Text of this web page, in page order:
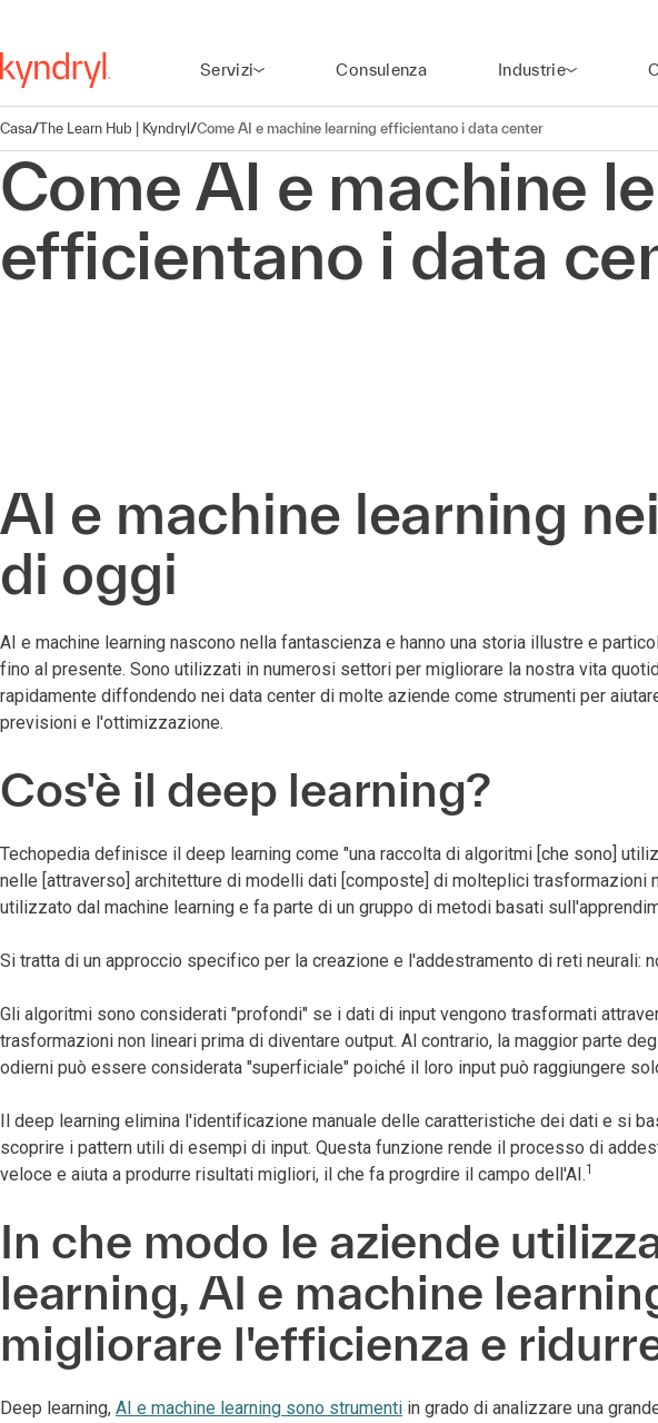
Servizi Consulenza Industrie
Casa/The Learn Hub | Kyndryl/Come AI e machine learning efficientano i data center
Come AI e machine
efficientano i data
AI e machine learning
di oggi
AI e machine learning nascono nella fantascienza e hanno una storia illustre e
fino al presente. Sono utilizzati in numerosi settori per migliorare la nostra vita
rapidamente diffondendo nei data center di molte aziende come strumenti per
previsioni e l'ottimizzazione.
Cos'è il deep learning?
Techopedia definisce il deep learning come "una raccolta di algoritmi [che sono]
nelle [attraverso] architetture di modelli dati [composte] di molteplici trasformazioni
utilizzato dal machine learning e fa parte di un gruppo di metodi basati
Si tratta di un approccio specifico per la creazione e l'addestramento di reti neurali:
Gli algoritmi sono considerati "profondi" se i dati di input vengono trasformati
trasformazioni non lineari prima di diventare output. Al contrario, la maggior parte
odierni può essere considerata "superficiale" poiché il loro input può raggiungere
Il deep learning elimina l'identificazione manuale delle caratteristiche dei dati e si
scoprire i pattern utili di esempi di input. Questa funzione rende il processo di
veloce e aiuta a produrre risultati migliori, il che fa progrdire il campo dell'AI.1
In che modo le aziende
learning, AI e machine
migliorare l'efficienza e
Deep learning, AI e machine learning sono strumenti in grado di analizzare una